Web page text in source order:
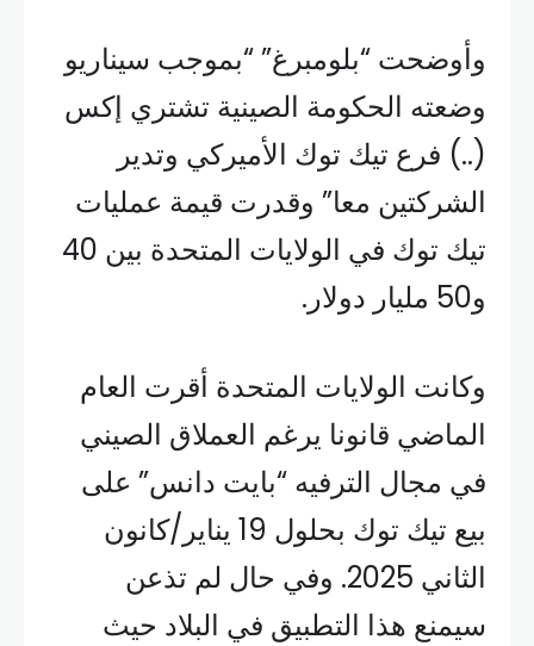
وأوضحت “بلومبرغ” “بموجب سيناريو
وضعته الحكومة الصينية تشتري إكس
(..) فرع تيك توك الأميركي وتدير
الشركتين معا” وقدرت قيمة عمليات
تيك توك في الولايات المتحدة بين 40
و50 مليار دولار.
وكانت الولايات المتحدة أقرت العام
الماضي قانونا يرغم العملاق الصيني
في مجال الترفيه “بايت دانس” على
بيع تيك توك بحلول 19 يناير/كانون
الثاني 2025. وفي حال لم تذعن
سيمنع هذا التطبيق في البلاد حيث